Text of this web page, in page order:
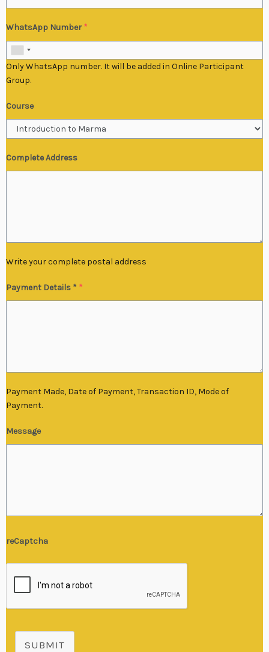
WhatsApp Number *
Only WhatsApp number. It will be added in Online Participant
Group.
Course
Complete Address
Write your complete postal address
Payment Details * *
Payment Made, Date of Payment, Transaction ID, Mode of
Payment.
Message
reCaptcha
SUBMIT